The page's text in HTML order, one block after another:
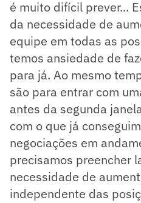
é muito difícil prever...
da necessidade de
equipe em todas as
temos ansiedade de
para já. Ao mesmo
são para entrar com
antes da segunda
com o que já
negociações em
precisamos preencher
necessidade de
independente das